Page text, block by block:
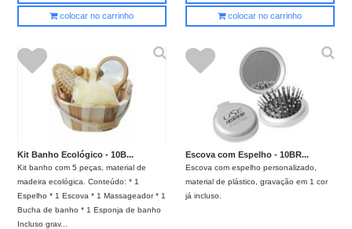
colocar no carrinho colocar no carrinho
Kit Banho Ecológico - 10B...
Kit banho com 5 peças, material de
madeira ecológica. Conteúdo: * 1
Espelho * 1 Escova * 1 Massageador * 1
Bucha de banho * 1 Esponja de banho
Incluso grav...
Escova com Espelho - 10BR...
Escova com espelho personalizado,
material de plástico, gravação em 1 cor
já incluso.